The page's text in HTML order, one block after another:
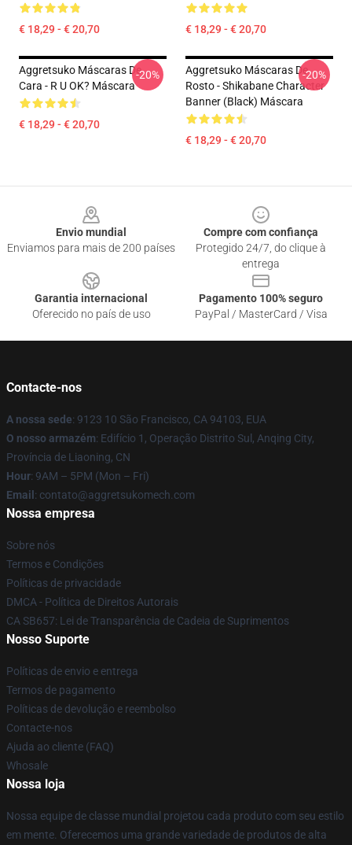
€ 18,29 - € 20,70 € 18,29 - € 20,70
Aggretsuko Máscaras De
Cara - R U OK? Máscara
€ 18,29 - € 20,70
-20%
Aggretsuko Máscaras De
Rosto - Shikabane Character
Banner (Black) Máscara
€ 18,29 - € 20,70
-20%
Envio mundial
Enviamos para mais de 200 países
Compre com confiança
Protegido 24/7, do clique à
entrega
Garantia internacional
Oferecido no país de uso
Pagamento 100% seguro
PayPal / MasterCard / Visa
Contacte-nos
A nossa sede: 9123 10 São Francisco, CA 94103, EUA
O nosso armazém: Edifício 1, Operação Distrito Sul, Anqing City,
Província de Liaoning, CN
Hour: 9AM – 5PM (Mon – Fri)
Email : contato@aggretsukomech.com
Nossa empresa
Sobre nós
Termos e Condições
Políticas de privacidade
DMCA - Política de Direitos Autorais
CA SB657: Lei de Transparência de Cadeia de Suprimentos
Nosso Suporte
Políticas de envio e entrega
Termos de pagamento
Políticas de devolução e reembolso
Contacte-nos
Ajuda ao cliente (FAQ)
Whosale
Nossa loja
Nossa equipe de classe mundial projetou cada produto com seu estilo
em mente. Oferecemos uma grande variedade de produtos de alta